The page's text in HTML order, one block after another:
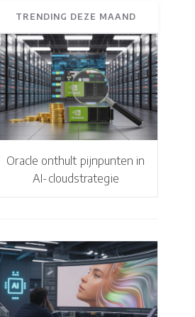
TRENDING DEZE MAAND
Oracle onthult pijnpunten in
AI-cloudstrategie